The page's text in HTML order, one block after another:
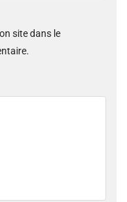
site dans le